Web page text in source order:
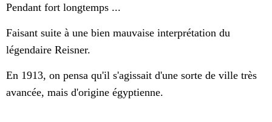
Pendant fort longtemps ...
Faisant suite à une bien mauvaise interprétation du
légendaire Reisner.
En 1913, on pensa qu'il s'agissait d'une sorte de ville très
avancée, mais d'origine égyptienne.